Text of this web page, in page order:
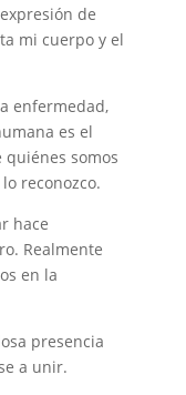
de
mi cuerpo y el
enfermedad,
es el
somos
reconozco.
hace
Realmente
en la
presencia
a unir.